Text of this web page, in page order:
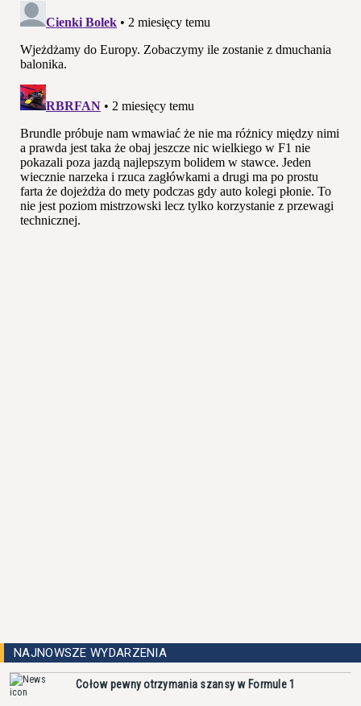
NAJNOWSZE WYDARZENIA
Cołow pewny otrzymania szansy w Formule 1